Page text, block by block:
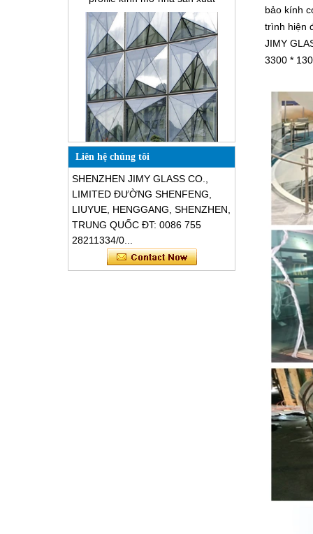
Các giải pháp đóng gói cho kính
xây dựng
Thiết kế đặc biệt hình dạng tam
giác cấu trúc cách âm kính chống
vỡ mặt tiền
Liên hệ chúng tôi
SHENZHEN JIMY GLASS CO.,
LIMITED ĐƯỜNG SHENFENG,
LIUYUE, HENGGANG, SHENZHEN,
TRUNG QUỐC ĐT: 0086 755
28211334/0...
bảo kính
trình hiện
JIMY
3300 *